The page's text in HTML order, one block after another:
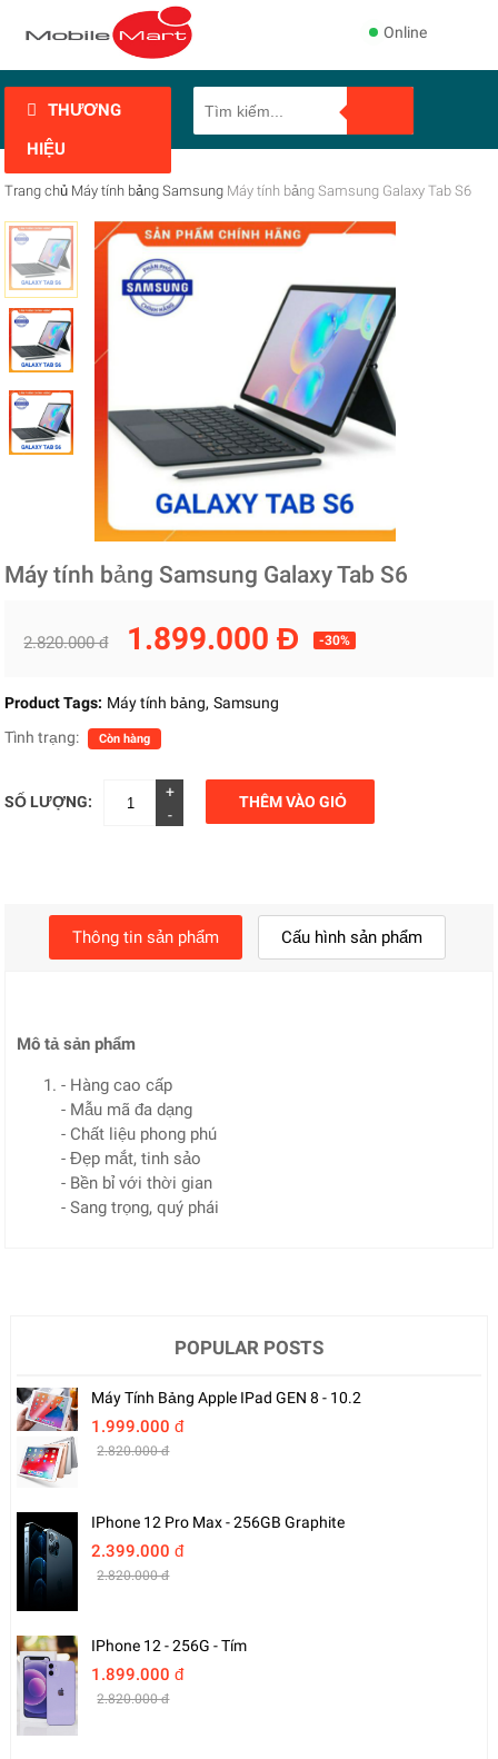
Online
THƯƠNG
HIỆU
Trang chủ Máy tính bảng Samsung Máy tính bảng Samsung Galaxy Tab S6
Máy tính bảng Samsung Galaxy Tab S6
2.820.000 đ 1.899.000 Đ -30%
Product Tags: Máy tính bảng Samsung
Tình trạng:
Còn hàng
SỐ LƯỢNG:
+
-
THÊM VÀO GIỎ
Thông tin sản phẩm Cấu hình sản phẩm
Mô tả sản phẩm
- Hàng cao cấp
- Mẫu mã đa dạng
- Chất liệu phong phú
- Đẹp mắt, tinh sảo
- Bền bỉ với thời gian
- Sang trọng, quý phái
POPULAR POSTS
Máy Tính Bảng Apple IPad GEN 8 - 10.2
1.999.000 đ
2.820.000 đ
IPhone 12 Pro Max - 256GB Graphite
2.399.000 đ
2.820.000 đ
IPhone 12 - 256G - Tím
1.899.000 đ
2.820.000 đ